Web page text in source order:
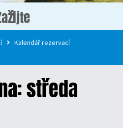
Kalendář rezervací
středa